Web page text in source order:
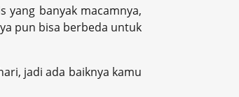
yang banyak macamnya,
pun bisa berbeda untuk
jadi ada baiknya kamu